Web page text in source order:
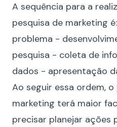
A sequência para a
pesquisa de marketing
problema -
pesquisa - coleta de
dados - apresentação
Ao seguir essa ordem,
marketing terá maior
precisar planejar ações